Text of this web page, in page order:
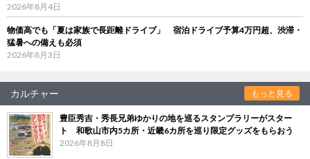
2026年8月4日
物価高でも「夏は家族で長距離ドライブ」 宿泊ドライブ予算4万円超、渋滞・
猛暑への備えも必須
2026年8月3日
カルチャー もっと見る
豊臣秀吉・秀長兄弟ゆかりの地を巡るスタンプラリーがスター
ト 和歌山市内5カ所・近畿6カ所を巡り限定グッズをもらおう
2026年8月8日